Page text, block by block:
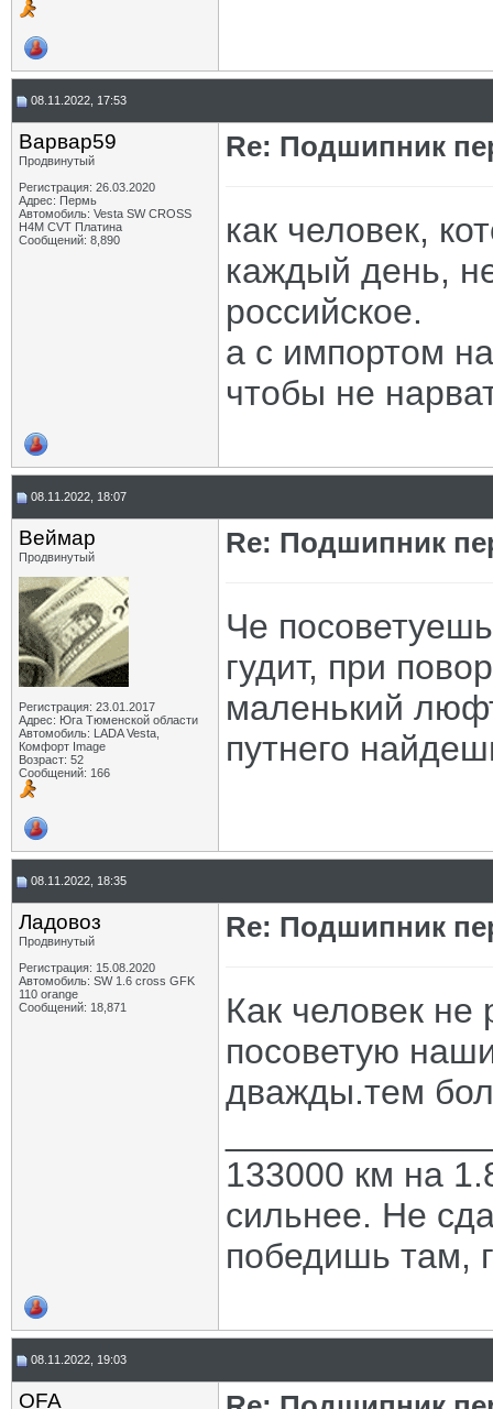
08.11.2022, 17:53
Варвар59
Продвинутый
Регистрация: 26.03.2020
Адрес: Пермь
Автомобиль: Vesta SW CROSS
H4M CVT Платина
Сообщений: 8,890
Re: Подшипник
как человек,
каждый день,
российское.
а с импортом
чтобы не
08.11.2022, 18:07
Веймар
Продвинутый
Регистрация: 23.01.2017
Адрес: Юга Тюменской области
Автомобиль: LADA Vesta,
Комфорт Image
Возраст: 52
Сообщений: 166
Re: Подшипник
Че
гудит, при
маленький
путнего
08.11.2022, 18:35
Ладовоз
Продвинутый
Регистрация: 15.08.2020
Автомобиль: SW 1.6 cross GFK
110 orange
Сообщений: 18,871
Re: Подшипник
Как человек
посоветую
дважды.тем
133000 км на
сильнее. Не
победишь там,
08.11.2022, 19:03
OFA